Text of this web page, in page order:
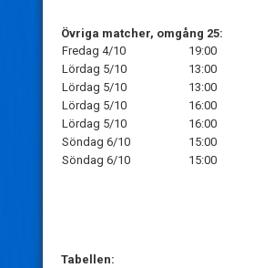
Övriga matcher, omgång 25:
Fredag 4/10
19:00
Lördag 5/10
13:00
Lördag 5/10
13:00
Lördag 5/10
16:00
Lördag 5/10
16:00
Söndag 6/10
15:00
Söndag 6/10
15:00
Tabellen: